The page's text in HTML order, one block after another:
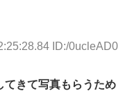
ID:/0ucleAD0
てきて写真もらうため